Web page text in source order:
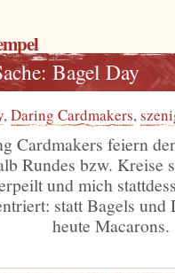
Bagel Day
, Daring Cardmakers,
Cardmakers feiern
Rundes bzw. Kreise
und mich
statt Bagels und
heute Macarons.